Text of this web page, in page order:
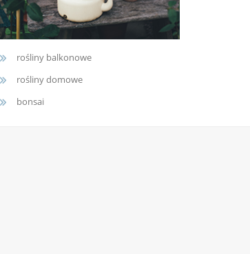
rośliny balkonowe
rośliny domowe
bonsai